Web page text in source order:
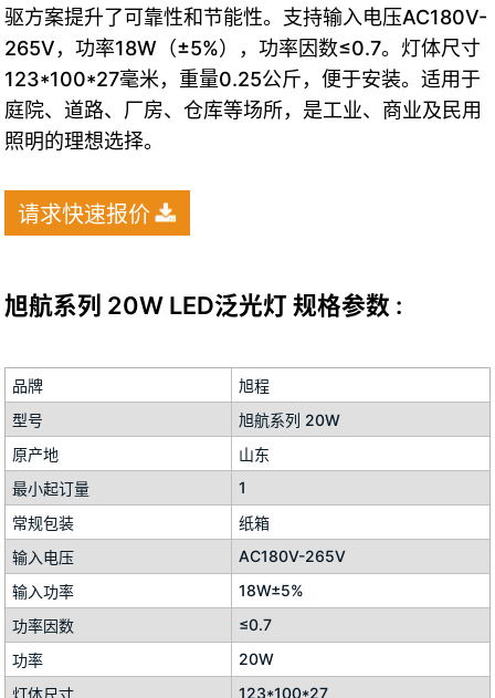
驱方案提升了可靠性和节能性。支持输入电压AC180V-
265V，功率18W（±5%），功率因数≤0.7。灯体尺寸
123*100*27毫米，重量0.25公斤，便于安装。适用于
庭院、道路、厂房、仓库等场所，是工业、商业及民用
照明的理想选择。
请求快速报价
旭航系列 20W LED泛光灯 规格参数 :
品牌
旭程
型号
旭航系列 20W
原产地
山东
最小起订量
1
常规包装
纸箱
输入电压
AC180V-265V
输入功率
18W±5%
功率因数
≤0.7
功率
20W
灯体尺寸
123*100*27